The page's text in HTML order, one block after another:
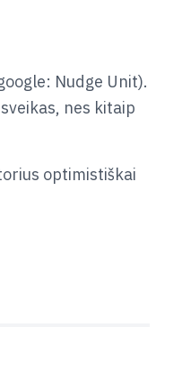
Nudge Unit).
nes kitaip
optimistiškai